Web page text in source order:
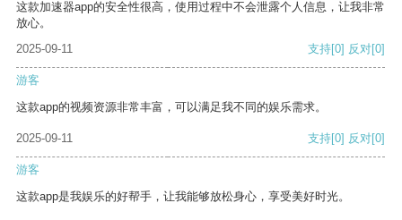
这款加速器app的安全性很高，使用过程中不会泄露个人信息，让我非常
放心。
2025-09-11
支持[0] 反对[0]
游客
这款app的视频资源非常丰富，可以满足我不同的娱乐需求。
2025-09-11 支持[0] 反对[0]
游客
这款app是我娱乐的好帮手，让我能够放松身心，享受美好时光。